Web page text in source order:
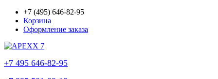
+7 (495) 646-82-95
Корзина
Оформление заказа
+7 495 646-82-95